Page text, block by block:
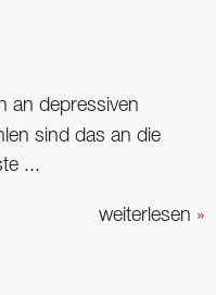
an depressiven
sind das an die
...
weiterlesen »